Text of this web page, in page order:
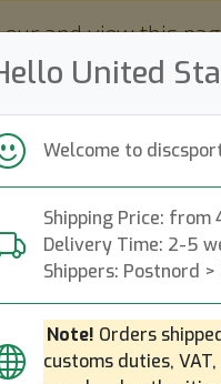
United
Welcome to
Shipping Price: from
Delivery Time: 2-5
Shippers: Postnord >
Note! Orders
customs duties,
eur and view this
Nyheter Påfyllt
Snabba leveranser